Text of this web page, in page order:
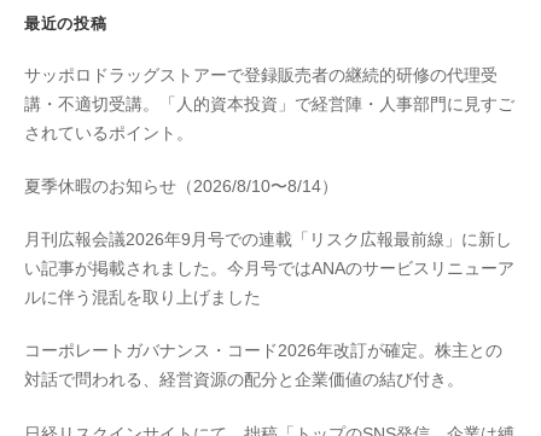
最近の投稿
サッポロドラッグストアーで登録販売者の継続的研修の代理受
講・不適切受講。「人的資本投資」で経営陣・人事部門に見すご
されているポイント。
夏季休暇のお知らせ（2026/8/10〜8/14）
月刊広報会議2026年9月号での連載「リスク広報最前線」に新し
い記事が掲載されました。今月号ではANAのサービスリニューア
ルに伴う混乱を取り上げました
コーポレートガバナンス・コード2026年改訂が確定。株主との
対話で問われる、経営資源の配分と企業価値の結び付き。